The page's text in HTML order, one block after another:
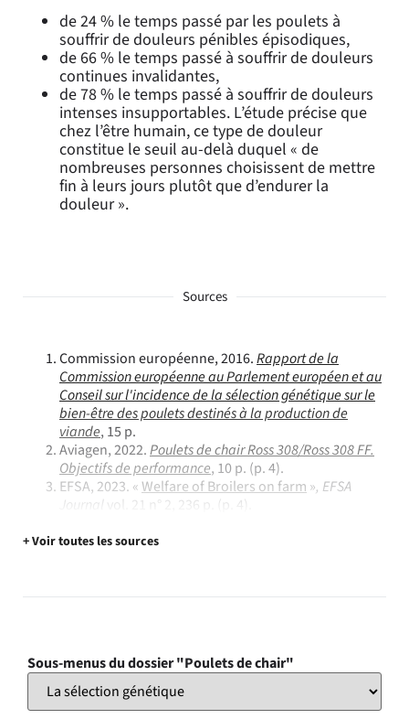
de 24 % le temps passé par les poulets à
souffrir de douleurs pénibles épisodiques,
de 66 % le temps passé à souffrir de douleurs
continues invalidantes,
de 78 % le temps passé à souffrir de douleurs
intenses insupportables. L’étude précise que
chez l’être humain, ce type de douleur
constitue le seuil au-delà duquel « de
nombreuses personnes choisissent de mettre
fin à leurs jours plutôt que d’endurer la
douleur ».
Sources
Commission européenne, 2016.Rapport de la
Commission européenne au Parlement européen et au
Conseil sur l'incidence de la sélection génétique sur le
bien-être des poulets destinés à la production de
viande, 15 p.
Aviagen, 2022.Poulets de chair Ross 308/Ross 308 FF.
Objectifs de performance, 10 p. (p. 4).
EFSA, 2023. «Welfare of Broilers on farm», EFSA
Journal vol. 21 n° 2, 236 p. (p. 4).
+ Voir toutes les sources
Sous-menus du dossier "Poulets de chair"